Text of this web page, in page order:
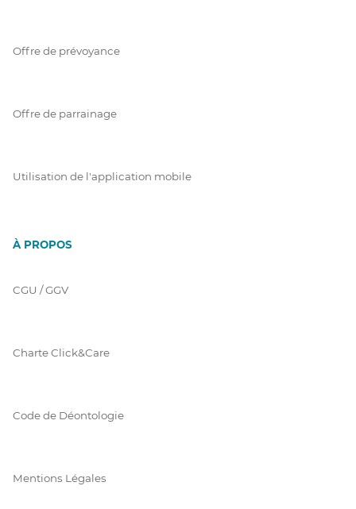
Offre de prévoyance
Offre de parrainage
Utilisation de l'application mobile
À PROPOS
CGU / GGV
Charte Click&Care
Code de Déontologie
Mentions Légales